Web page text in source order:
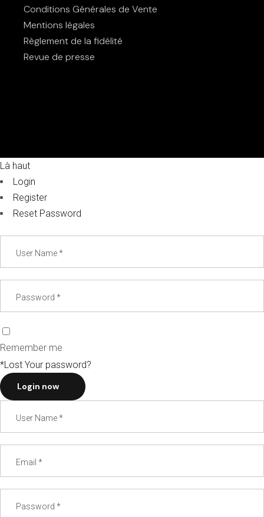
Conditions Générales de Vente
Mentions légales
Règlement de la fidélité
Revue de presse
Là haut
Login
Register
Reset Password
Remember me
*Lost Your password?
Login now